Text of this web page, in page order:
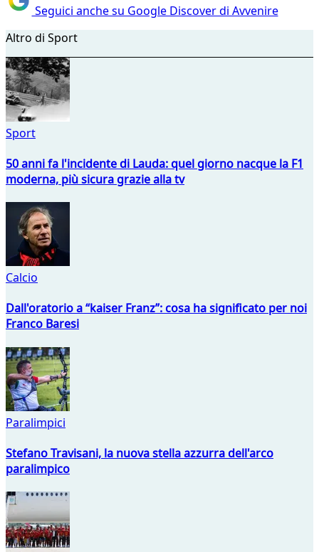
Seguici anche su Google Discover di Avvenire
Altro di Sport
Sport
50 anni fa l'incidente di Lauda: quel giorno nacque la F1
moderna, più sicura grazie alla tv
Calcio
Dall'oratorio a “kaiser Franz”: cosa ha significato per noi
Franco Baresi
Paralimpici
Stefano Travisani, la nuova stella azzurra dell'arco
paralimpico